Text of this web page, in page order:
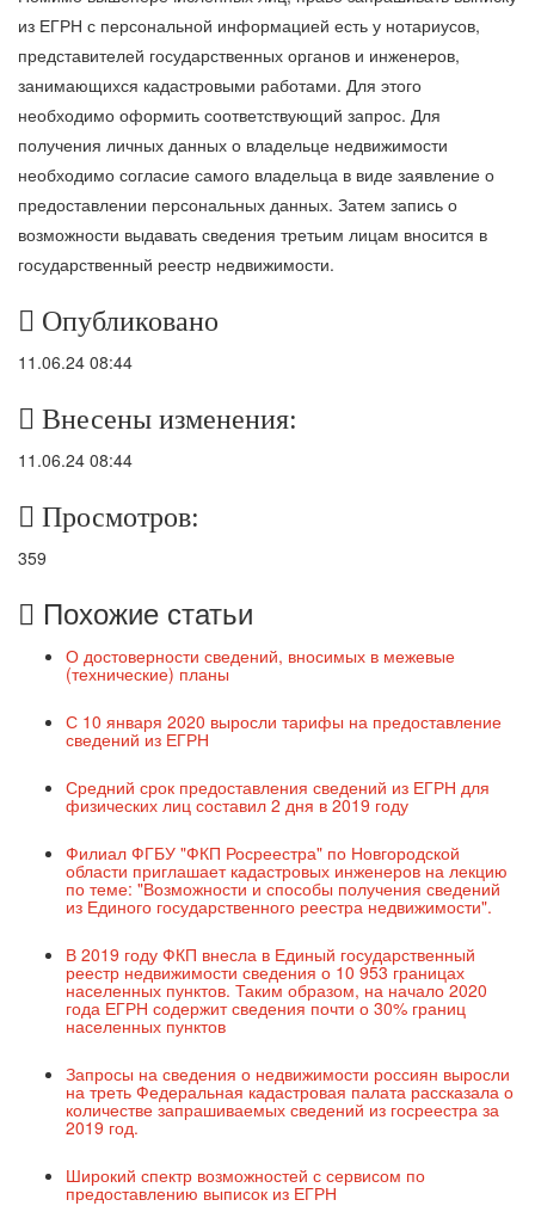
из ЕГРН с персональной информацией есть у нотариусов,
представителей государственных органов и инженеров,
занимающихся кадастровыми работами. Для этого
необходимо оформить соответствующий запрос. Для
получения личных данных о владельце недвижимости
необходимо согласие самого владельца в виде заявление о
предоставлении персональных данных. Затем запись о
возможности выдавать сведения третьим лицам вносится в
государственный реестр недвижимости.
Опубликовано
11.06.24 08:44
Внесены изменения:
11.06.24 08:44
Просмотров:
359
Похожие статьи
О достоверности сведений, вносимых в межевые
(технические) планы
С 10 января 2020 выросли тарифы на предоставление
сведений из ЕГРН
Средний срок предоставления сведений из ЕГРН для
физических лиц составил 2 дня в 2019 году
Филиал ФГБУ "ФКП Росреестра" по Новгородской
области приглашает кадастровых инженеров на лекцию
по теме: "Возможности и способы получения сведений
из Единого государственного реестра недвижимости".
В 2019 году ФКП внесла в Единый государственный
реестр недвижимости сведения о 10 953 границах
населенных пунктов. Таким образом, на начало 2020
года ЕГРН содержит сведения почти о 30% границ
населенных пунктов
Запросы на сведения о недвижимости россиян выросли
на треть Федеральная кадастровая палата рассказала о
количестве запрашиваемых сведений из госреестра за
2019 год.
Широкий спектр возможностей с сервисом по
предоставлению выписок из ЕГРН